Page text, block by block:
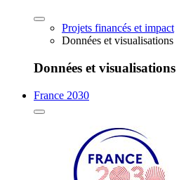
Projets financés et impact
Données et visualisations
Données et visualisations
France 2030